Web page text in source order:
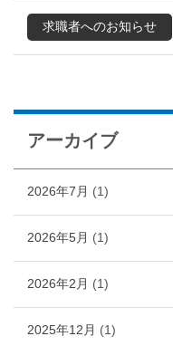
求職者へのお知らせ
アーカイブ
2026年7月 (1)
2026年5月 (1)
2026年2月 (1)
2025年12月 (1)